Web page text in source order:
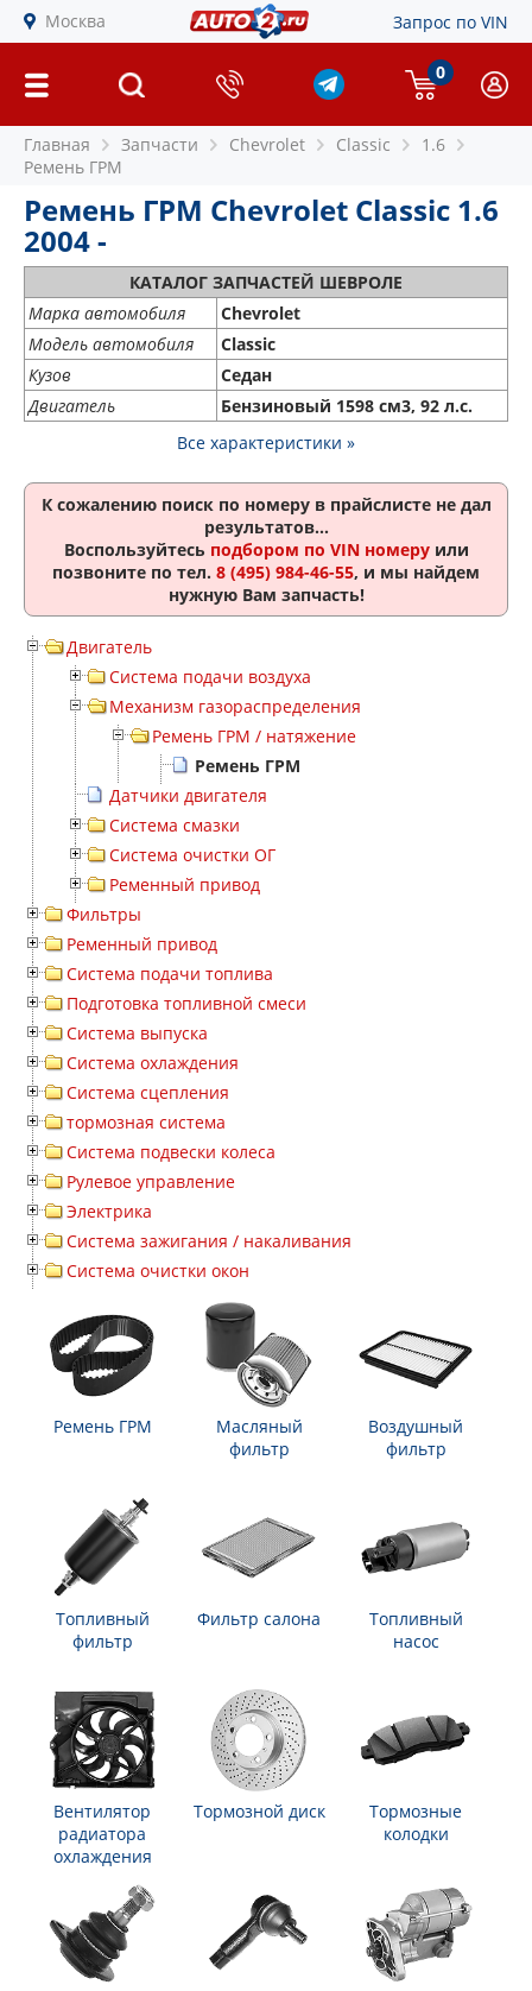
Москва Запрос по VIN
0
Главная Запчасти Chevrolet Classic
1.6
Ремень ГРМ
Ремень ГРМ Chevrolet Classic 1.6
2004 -
КАТАЛОГ ЗАПЧАСТЕЙ ШЕВРОЛЕ
Марка автомобиля
Chevrolet
Модель автомобиля
Classic
Кузов
Седан
Двигатель
Бензиновый 1598 см3, 92 л.с.
Все характеристики »
К сожалению поиск по номеру в прайслисте не дал
результатов...
Воспользуйтесь подбором по VIN номеруили
позвоните по тел. 8 (495) 984-46-55, и мы найдем
нужную Вам запчасть!
Двигатель
Система подачи воздуха
Механизм газораспределения
Ремень ГРМ / натяжение
Ремень ГРМ
Датчики двигателя
Система смазки
Система очистки ОГ
Ременный привод
Фильтры
Ременный привод
Система подачи топлива
Подготовка топливной смеси
Система выпуска
Система охлаждения
Система сцепления
тормозная система
Система подвески колеса
Рулевое управление
Электрика
Система зажигания / накаливания
Система очистки окон
Ремень ГРМ
Масляный
фильтр
Воздушный
фильтр
Топливный
фильтр
Фильтр салона
Топливный
насос
Вентилятор
радиатора
охлаждения
Тормозной диск
Тормозные
колодки